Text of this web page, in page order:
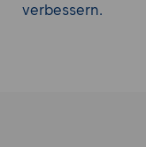
verbessern.